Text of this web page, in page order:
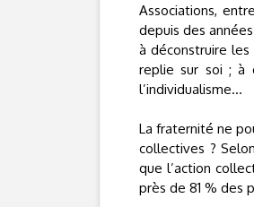
Associations,
depuis des
à déconstruire
replie sur soi ; à
l’individualisme...
La fraternité ne
collectives ?
que l’action
près de 81 % des